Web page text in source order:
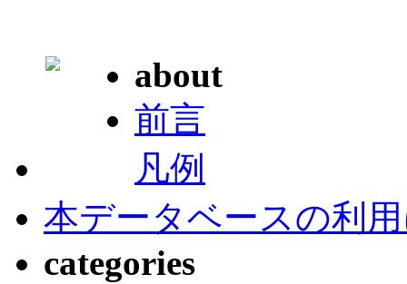
about
前言
凡例
本データベースの利
categories